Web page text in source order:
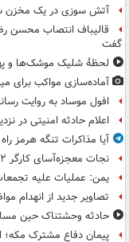
آتش سوزی در یک مخزن
قالیباف انتصاب محسن
گفت
لحظۀ شلیک موشک‌ها و
آماده‌سازی مواکب برای
افول موساد به روایت
اعلام حادثه امنیتی در
آیا مذاکرات تنگه هرمز
نجات معجزه‌آسای کارگر ۲۲ ساله از عمق ۱۵ متری چاه در تهران
یمن: عملیات علیه
تصاویر جدید از انهدام
حادثه وحشتناک حین
پیمان دفاع مشترک مکه؛